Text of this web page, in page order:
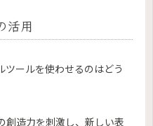
活用
ツールを使わせるのはどう
創造力を刺激し、新しい表